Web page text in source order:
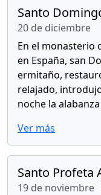
Santo
20 de diciembre
En el monasterio
en España, san
ermitaño,
relajado,
noche la
Ver más
Santo Profeta
19 de noviembre